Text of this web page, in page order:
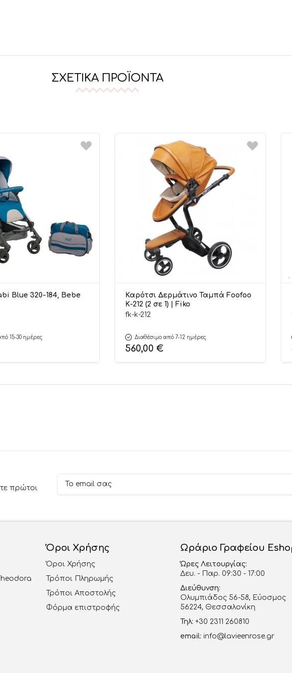
ΣΧΕΤΙΚΆ ΠΡΟΪΌΝΤΑ
Blue 320-184, Bebe
15-30 ημέρες
Καρότσι Δερμάτινο Ταμπά Foofoo
K-212 (2 σε 1) | Fiko
fk-k-212
Διαθέσιμο από 7-12 ημέρες
560,00 €
πρώτοι
Όροι Χρήσης
Όροι Χρήσης
Τρόποι Πληρωμής
Τρόποι Αποστολής
Φόρμα επιστροφής
Ωράριο Γραφείου
Ώρες Λειτουργίας:
Δευ. - Παρ. 09:30 - 17:00
Διεύθυνση:
Ολυμπιάδος 56-58, Εύοσμος
56224, Θεσσαλονίκη
Τηλ: +30 2311 260810
email: info@lavieenrose.gr